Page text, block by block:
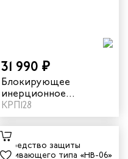
31 990 ₽
Блокирующее
инерционное
устройство
втягивающего типа
«НВ-10» vnt HB10
КРП128